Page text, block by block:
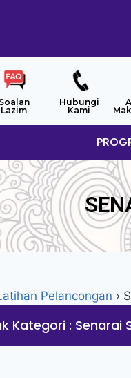
Soalan
Lazim
Hubungi
Kami
Pelancongan ›
Kategori : Senarai